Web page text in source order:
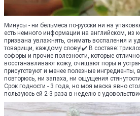
Минусы - ни бельмеса по-русски ни на
есть немного информации на английском, из
призвана увлажнять, снимать воспаления и
товарищи, каждому слову!✔️ В составе:
софоры и прочие полезности, которые
восстанавливают кожу, очищают поры и
присутствуют и менее полезные ингредиенты,
повторюсь, ни запаха, ни ощущения
Срок годности - 3 года, но моя маска явно
пользуюсь ей 2-3 раза в неделю с